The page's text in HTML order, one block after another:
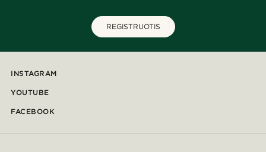
REGISTRUOTIS
INSTAGRAM
YOUTUBE
FACEBOOK